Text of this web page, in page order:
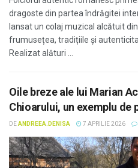
dragoste din partea îndrăgitei
lansat un colaj muzical alcătuit
frumusețea, tradițiile și
Realizat alături ...
Oile breze ale lui Marian
Chioarului, un exemplu de
DEANDREEA.DENISA 7 APRILIE 2026